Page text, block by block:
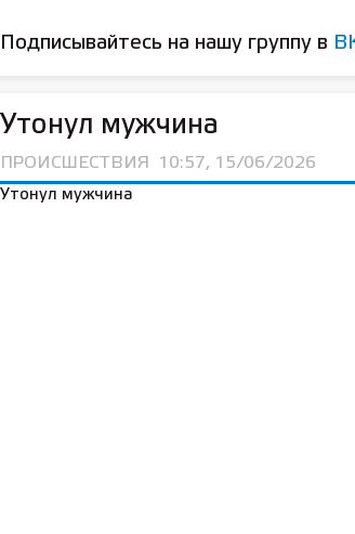
Подписывайтесь на нашу группу в
Утонул мужчина
ПРОИСШЕСТВИЯ 10:57, 15/06/2026